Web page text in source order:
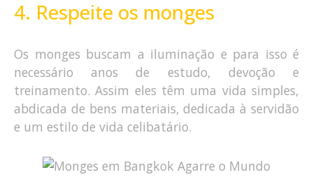
4. Respeite os monges
Os monges buscam a iluminação e para isso é
necessário anos de estudo, devoção e
treinamento. Assim eles têm uma vida simples,
abdicada de bens materiais, dedicada à servidão
e um estilo de vida celibatário.